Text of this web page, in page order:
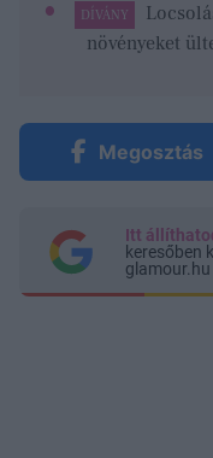
DÍVÁNY
növényeket
Megosztás
Itt
keresőben